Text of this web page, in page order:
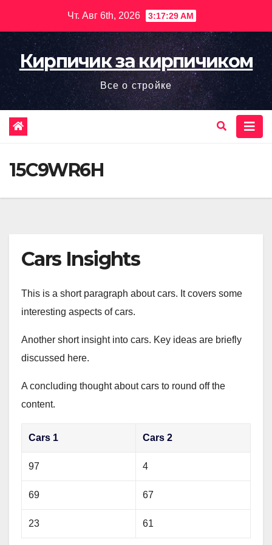
содержимому
Чт. Авг 6th, 2026 3:17:30 AM
Кирпичик за кирпичиком
Все о стройке
15C9WR6H
Cars Insights
This is a short paragraph about cars. It covers some
interesting aspects of cars.
Another short insight into cars. Key ideas are briefly
discussed here.
A concluding thought about cars to round off the
content.
Cars 1 Cars 2
97 4
69 67
23 61